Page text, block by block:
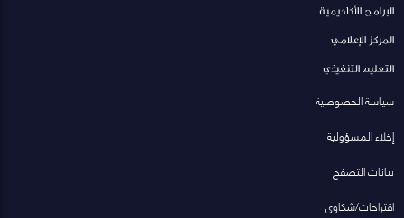
البرامج الأكاديمية
المركز الإعلامي
التعليم التنفيذي
سياسة الخصوصية
إخلاء المسؤولية
بيانات التصفح
اقتراحات/شكاوى